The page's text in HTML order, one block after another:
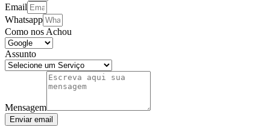
Email
Whatsapp
Como nos Achou
Assunto
Mensagem
Enviar email